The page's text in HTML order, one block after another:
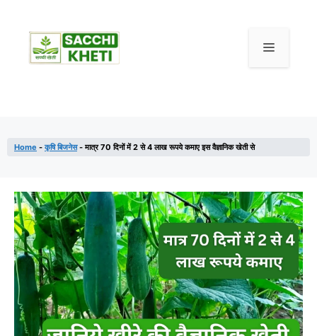
Home - कृषि बिजनेस-मात्र 70 दिनों में 2 से 4 लाख रूपये कमाए इस वैज्ञानिक खेती से